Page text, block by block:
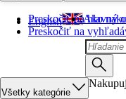
Preskočiť na hlavný
Preskočiť na
English Ako
Všetky kategórie